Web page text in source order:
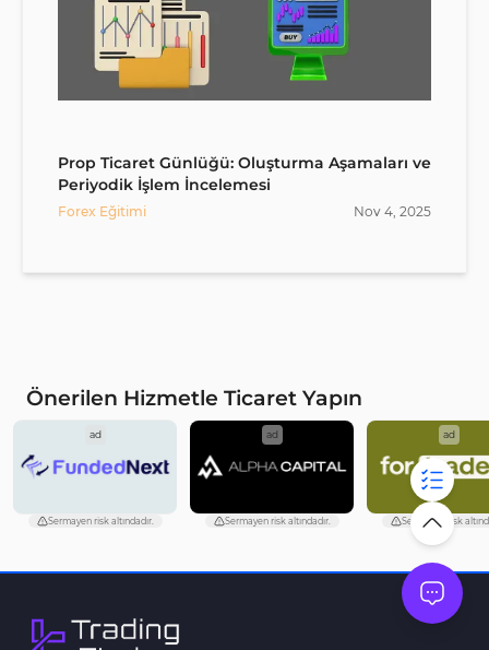
Prop Ticaret Günlüğü: Oluşturma Aşamaları ve
Periyodik İşlem İncelemesi
Forex Eğitimi Nov 4, 2025
Önerilen Hizmetle Ticaret Yapın
ad
Sermayen risk altındadır.
ad
Sermayen risk altındadır.
ad
Sermayen risk